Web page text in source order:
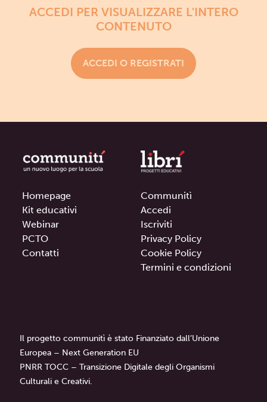
ACCEDI PER VISUALIZZARE L'INTERO
CONTENUTO
ACCEDI O REGISTRATI
Homepage
Kit educativi
Webinar
PCTO
Contatti
Communitì
Accedi
Iscriviti
Privacy Policy
Cookie Policy
Termini e condizioni
Il progetto communitì è stato Finanziato dall’Unione
Europea – Next Generation EU
PNRR TOCC – Transizione Digitale degli Organismi
Culturali e Creativi.